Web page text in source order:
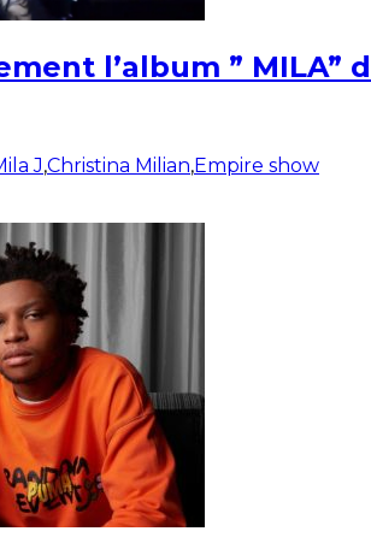
l’album ” MILA”
J,Christina Milian,Empire show